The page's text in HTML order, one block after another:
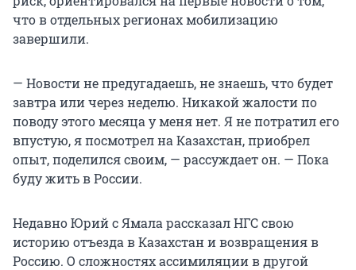
что в отдельных регионах мобилизацию
завершили.
— Новости не предугадаешь, не знаешь, что будет
завтра или через неделю. Никакой жалости по
поводу этого месяца у меня нет. Я не потратил его
впустую, я посмотрел на Казахстан, приобрел
опыт, поделился своим, — рассуждает он. — Пока
буду жить в России.
Недавно Юрий с Ямала рассказал НГС свою
историю отъезда в Казахстан и возвращения в
Россию. О сложностях ассимиляции в другой